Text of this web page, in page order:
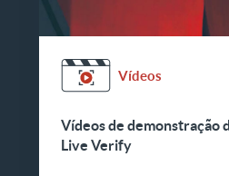
Vídeos
Vídeos de demonstração
Live Verify